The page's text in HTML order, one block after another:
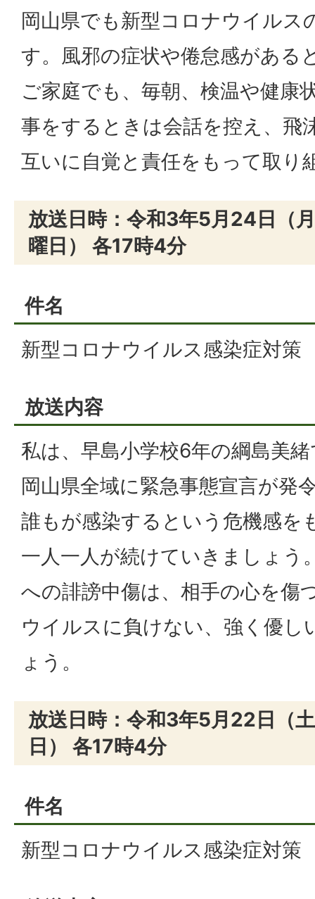
岡山県でも新型コロナウイルス
す。風邪の症状や倦怠感がある
ご家庭でも、毎朝、検温や健康
事をするときは会話を控え、飛
互いに自覚と責任をもって取り
放送日時：令和3年5月24日（
曜日） 各17時4分
件名
新型コロナウイルス感染症対策
放送内容
私は、早島小学校6年の綱島美
岡山県全域に緊急事態宣言が発
誰もが感染するという危機感を
一人一人が続けていきましょう
への誹謗中傷は、相手の心を傷
ウイルスに負けない、強く優し
ょう。
放送日時：令和3年5月22日（
日） 各17時4分
件名
新型コロナウイルス感染症対策